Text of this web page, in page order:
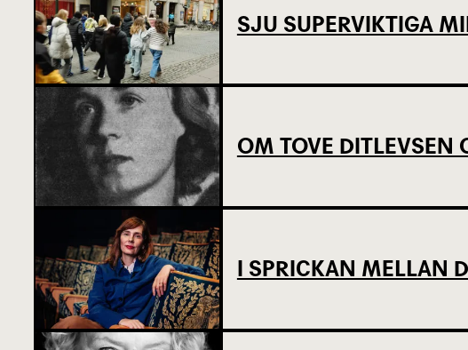
SJU SUPERVIKTIGA
OM TOVE DITLEVSEN
I SPRICKAN MELLAN